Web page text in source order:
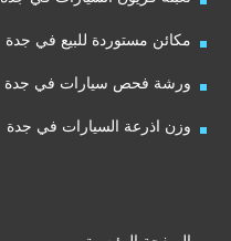
مكائن مستوردة للبيع في جدة
ورشة فحص سيارات في جدة
وزن اذرعة السيارات في جدة